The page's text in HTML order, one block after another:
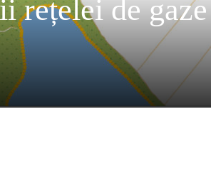
rețelei de gaze